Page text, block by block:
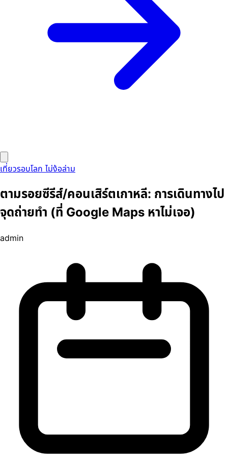
เที่ยวรอบโลก ไม่ง้อล่าม
ตามรอยซีรีส์/คอนเสิร์ตเกาหลี: การเดินทางไป
จุดถ่ายทำ (ที่ Google Maps หาไม่เจอ)
admin